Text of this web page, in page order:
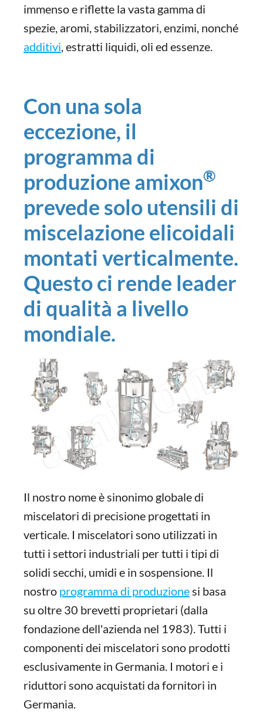
immenso e riflette la vasta gamma di
spezie, aromi, stabilizzatori, enzimi, nonché
additivi, estratti liquidi, oli ed essenze.
Con una sola
eccezione, il
programma di
produzione amixon®
prevede solo utensili di
miscelazione elicoidali
montati verticalmente.
Questo ci rende leader
di qualità a livello
mondiale.
Il nostro nome è sinonimo globale di
miscelatori di precisione progettati in
verticale. I miscelatori sono utilizzati in
tutti i settori industriali per tutti i tipi di
solidi secchi, umidi e in sospensione. Il
nostro programma di produzionesi basa
su oltre 30 brevetti proprietari (dalla
fondazione dell'azienda nel 1983). Tutti i
componenti dei miscelatori sono prodotti
esclusivamente in Germania. I motori e i
riduttori sono acquistati da fornitori in
Germania.